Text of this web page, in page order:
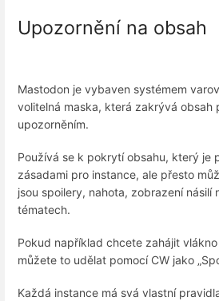
Upozornění na obsah
Mastodon je vybaven systémem
volitelná maska, která zakrývá obsah
upozorněním.
Používá se k pokrytí obsahu, který je
zásadami pro instance, ale přesto
jsou spoilery, nahota, zobrazení násilí
tématech.
Pokud například chcete zahájit
můžete to udělat pomocí CW jako
Každá instance má svá vlastní